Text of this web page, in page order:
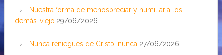
Nuestra forma de menospreciar y humillar a los
demás-viejo 29/06/2026
Nunca reniegues de Cristo, nunca 27/06/2026